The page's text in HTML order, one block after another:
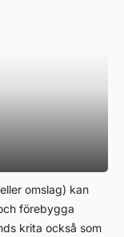
omslag) kan
förebygga
krita också som